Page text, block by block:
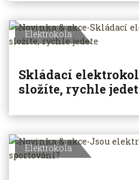
Elektrokola
Skládací
složíte, rychle
Elektrokola